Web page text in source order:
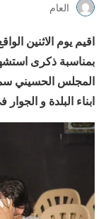
العام
بمناسبة ذكرى
المجلس الحسيني
ابناء البلدة و